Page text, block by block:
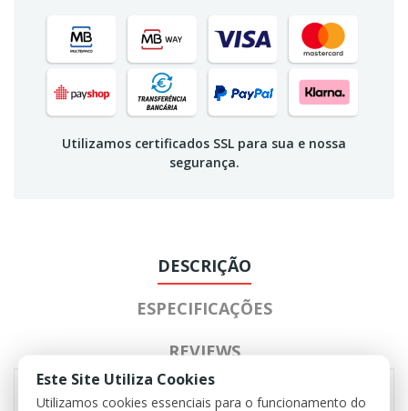
Utilizamos certificados SSL para sua e nossa
segurança.
DESCRIÇÃO
ESPECIFICAÇÕES
REVIEWS
Este Site Utiliza Cookies
Utilizamos cookies essenciais para o funcionamento do